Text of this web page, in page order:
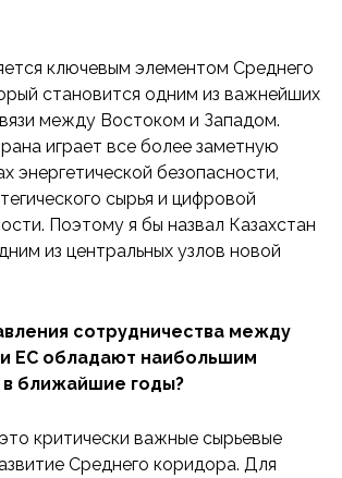
ключевым элементом Среднего
становится одним из важнейших
между Востоком и Западом.
играет все более заметную
энергетической безопасности,
сырья и цифровой
Поэтому я бы назвал Казахстан
из центральных узлов новой
сотрудничества между
и ЕС обладают наибольшим
ближайшие годы?
критически важные сырьевые
Среднего коридора. Для